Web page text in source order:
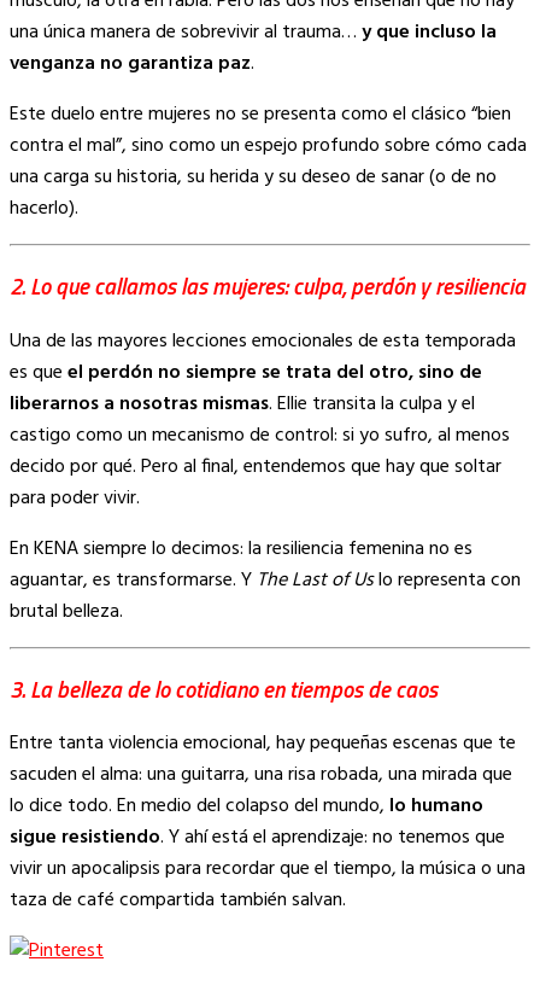
una única manera de sobrevivir al trauma…y que incluso la
venganza no garantiza paz.
Este duelo entre mujeres no se presenta como el clásico “bien
contra el mal”, sino como un espejo profundo sobre cómo cada
una carga su historia, su herida y su deseo de sanar (o de no
hacerlo).
2. Lo que callamos las mujeres: culpa, perdón y resiliencia
Una de las mayores lecciones emocionales de esta temporada
es queel perdón no siempre se trata del otro, sino de
liberarnos a nosotras mismas. Ellie transita la culpa y el
castigo como un mecanismo de control: si yo sufro, al menos
decido por qué. Pero al final, entendemos que hay que soltar
para poder vivir.
En KENA siempre lo decimos: la resiliencia femenina no es
aguantar, es transformarse. Y The Last of Uslo representa con
brutal belleza.
3. La belleza de lo cotidiano en tiempos de caos
Entre tanta violencia emocional, hay pequeñas escenas que te
sacuden el alma: una guitarra, una risa robada, una mirada que
lo dice todo. En medio del colapso del mundo, lo humano
sigue resistiendo. Y ahí está el aprendizaje: no tenemos que
vivir un apocalipsis para recordar que el tiempo, la música o una
taza de café compartida también salvan.